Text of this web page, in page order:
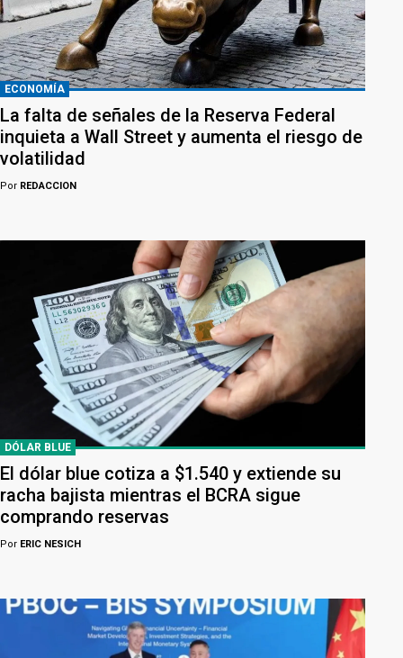
ECONOMÍA
La falta de señales de la Reserva Federal
inquieta a Wall Street y aumenta el riesgo de
volatilidad
Por REDACCION
DÓLAR BLUE
El dólar blue cotiza a $1.540 y extiende su
racha bajista mientras el BCRA sigue
comprando reservas
Por ERIC NESICH